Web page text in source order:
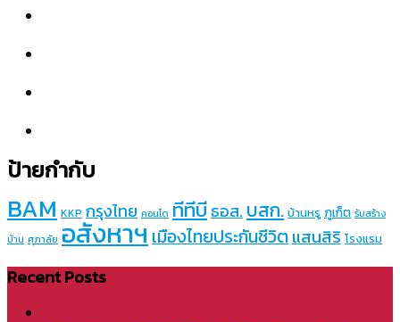
ป้ายกำกับ
BAM KKP กรุงไทย คอนโด ทีทีบีธอส. บสก. บ้านหรู ภูเก็ต รับสร้าง
บ้าน ศุภาลัย อสังหาฯเมืองไทยประกันชีวิต แสนสิริ โรงแรม
Recent Posts